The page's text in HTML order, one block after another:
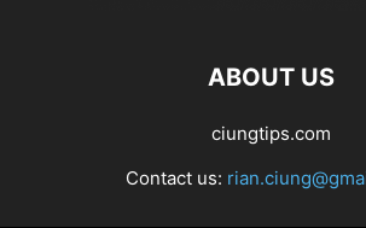
ABOUT US
ciungtips.com
Contact us: